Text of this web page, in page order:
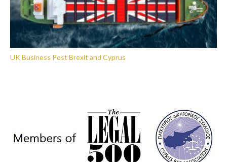
UK Business Post Brexit and Cyprus